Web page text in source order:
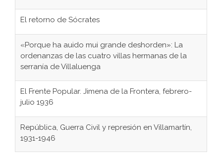
El retorno de Sócrates
«Porque ha auido mui grande deshorden»: La
ordenanzas de las cuatro villas hermanas de la
serranía de Villaluenga
El Frente Popular. Jimena de la Frontera, febrero-
julio 1936
República, Guerra Civil y represión en Villamartín,
1931-1946